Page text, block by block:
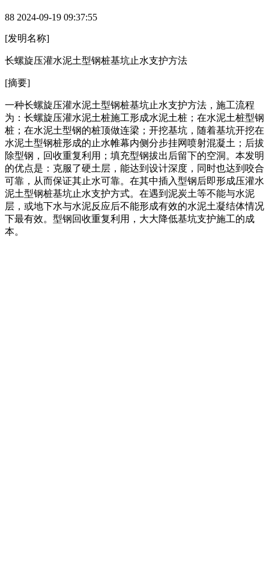
88 2024-09-19 09:37:55
[发明名称]
长螺旋压灌水泥土型钢桩基坑止水支护方法
[摘要]
一种长螺旋压灌水泥土型钢桩基坑止水支护方法，施工流程
为：长螺旋压灌水泥土桩施工形成水泥土桩；在水泥土桩型钢
桩；在水泥土型钢的桩顶做连梁；开挖基坑，随着基坑开挖在
水泥土型钢桩形成的止水帷幕内侧分步挂网喷射混凝土；后拔
除型钢，回收重复利用；填充型钢拔出后留下的空洞。本发明
的优点是：克服了硬土层，能达到设计深度，同时也达到咬合
可靠，从而保证其止水可靠。在其中插入型钢后即形成压灌水
泥土型钢桩基坑止水支护方式。在遇到泥炭土等不能与水泥
层，或地下水与水泥反应后不能形成有效的水泥土凝结体情况
下最有效。型钢回收重复利用，大大降低基坑支护施工的成
本。